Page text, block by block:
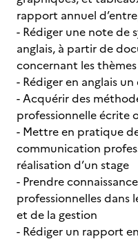
rapport annuel
- Rédiger une note de
anglais, à partir de
concernant les
- Rédiger en anglais
- Acquérir des
professionnelle écrite
- Mettre en pratique
communication
réalisation d’un stage
- Prendre
professionnelles
et de la gestion
- Rédiger un rapport